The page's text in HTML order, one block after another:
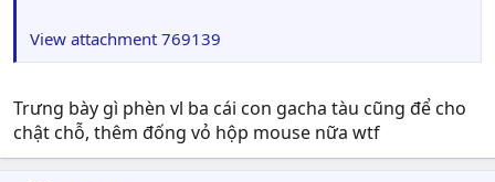
View attachment 769139
Trưng bày gì phèn vl ba cái con gacha tàu cũng để cho
chật chỗ, thêm đống vỏ hộp mouse nữa wtf